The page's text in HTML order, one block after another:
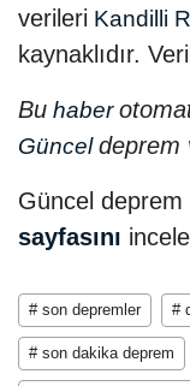
verileri Kandilli
kaynaklıdır.
Bu haber
Günceldeprem
Güncel deprem
sayfasını
# son depremler #
# son dakika deprem